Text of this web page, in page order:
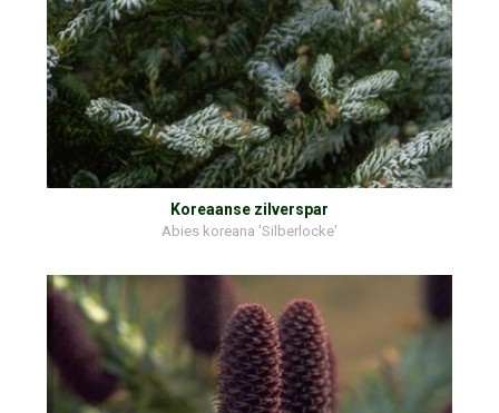
Koreaanse zilverspar
Abies koreana 'Silberlocke'